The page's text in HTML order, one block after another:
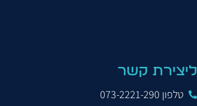
ליצירת קשר
טלפון 073-2221-290